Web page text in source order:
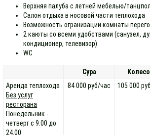
Верхняя палуба с летней мебелью/танцпол
Салон отдыха в носовой части теплохода
Возможность огранизации комнаты
2 каюты со всеми удобствами (санузел,
кондиционер, телевизор)
WC
Сура
Аренда теплохода
Без услуг
ресторана
Понедельник -
четверг с 9.00 до
24.00
84 000 руб/час 105 000